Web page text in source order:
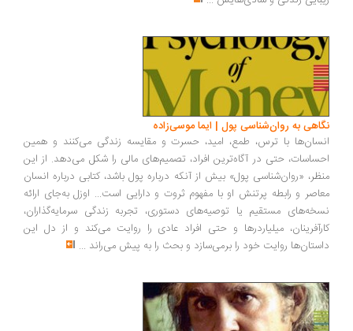
به روان‌شناسی پول | ایما موسی‌زاده
با ترس، طمع، امید، حسرت و مقایسه زندگی می‌کنند و همین
حتی در آگاه‌ترین افراد، تصمیم‌های مالی را شکل می‌دهد. از این
«روان‌شناسی پول» بیش از آنکه درباره پول باشد، کتابی درباره انسان
و رابطه پرتنش او با مفهوم ثروت و دارایی است... اوزل به‌جای ارائه
مستقیم یا توصیه‌های دستوری، تجربه زندگی سرمایه‌گذاران،
میلیاردرها و حتی افراد عادی را روایت می‌کند و از دل این
روایت خود را برمی‌سازد و بحث را به پیش می‌راند ...